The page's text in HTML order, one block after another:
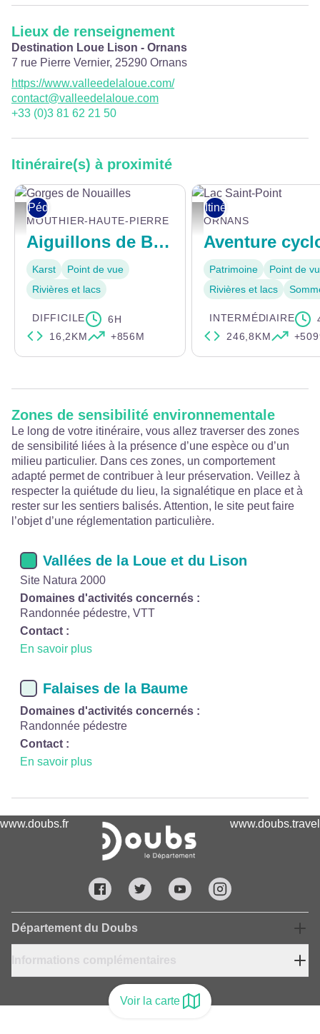
Voir la carte
Lieux de renseignement
Destination Loue Lison - Ornans
7 rue Pierre Vernier, 25290 Ornans
https://www.valleedelaloue.com/
contact@valleedelaloue.com
+33 (0)3 81 62 21 50
Itinéraire(s) à proximité
Gorges de Nouailles - © Albain CCLL
Pédestre
MOUTHIER-HAUTE-PIERRE
Aiguillons de Brasse
Karst
Point de vue
Rivières et lacs
DIFFICILE
6H
16,2KM
+856M
Lac Saint-Point -
Itinérance vélo
ORNANS
Patrimoine
Point de
Rivières et lacs
INTERMÉDIAIRE
246,8KM
Zones de sensibilité environnementale
Le long de votre itinéraire, vous allez traverser des zones
de sensibilité liées à la présence d’une espèce ou d’un
milieu particulier. Dans ces zones, un comportement
adapté permet de contribuer à leur préservation. Veillez à
respecter la quiétude du lieu, la signalétique en place et à
rester sur les sentiers balisés. Attention, le site peut faire
l’objet d’une réglementation particulière.
Vallées de la Loue et du Lison
Site Natura 2000
Domaines d'activités concernés :
Randonnée pédestre, VTT
Contact :
En savoir plus
Falaises de la Baume
Domaines d'activités concernés :
Randonnée pédestre
Contact :
En savoir plus
www.doubs.fr www.doubs.travel
Département du Doubs
Informations complémentaires